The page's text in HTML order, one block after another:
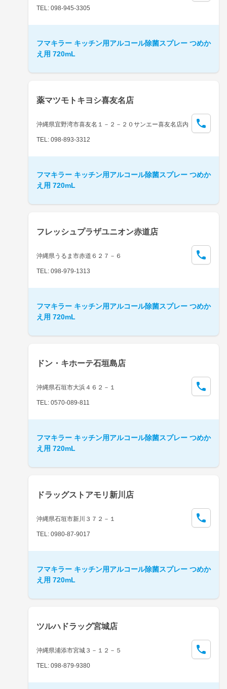
TEL: 098-945-3305
フマキラー キッチン用アルコール除菌スプレー つめか
え用 720mL
薬マツモトキヨシ喜友名店
沖縄県宜野湾市喜友名１－２－２０サンエー喜友名店内
TEL: 098-893-3312
フマキラー キッチン用アルコール除菌スプレー つめか
え用 720mL
フレッシュプラザユニオン赤道店
沖縄県うるま市赤道６２７－６
TEL: 098-979-1313
フマキラー キッチン用アルコール除菌スプレー つめか
え用 720mL
ドン・キホーテ石垣島店
沖縄県石垣市大浜４６２－１
TEL: 0570-089-811
フマキラー キッチン用アルコール除菌スプレー つめか
え用 720mL
ドラッグストアモリ新川店
沖縄県石垣市新川３７２－１
TEL: 0980-87-9017
フマキラー キッチン用アルコール除菌スプレー つめか
え用 720mL
ツルハドラッグ宮城店
沖縄県浦添市宮城３－１２－５
TEL: 098-879-9380